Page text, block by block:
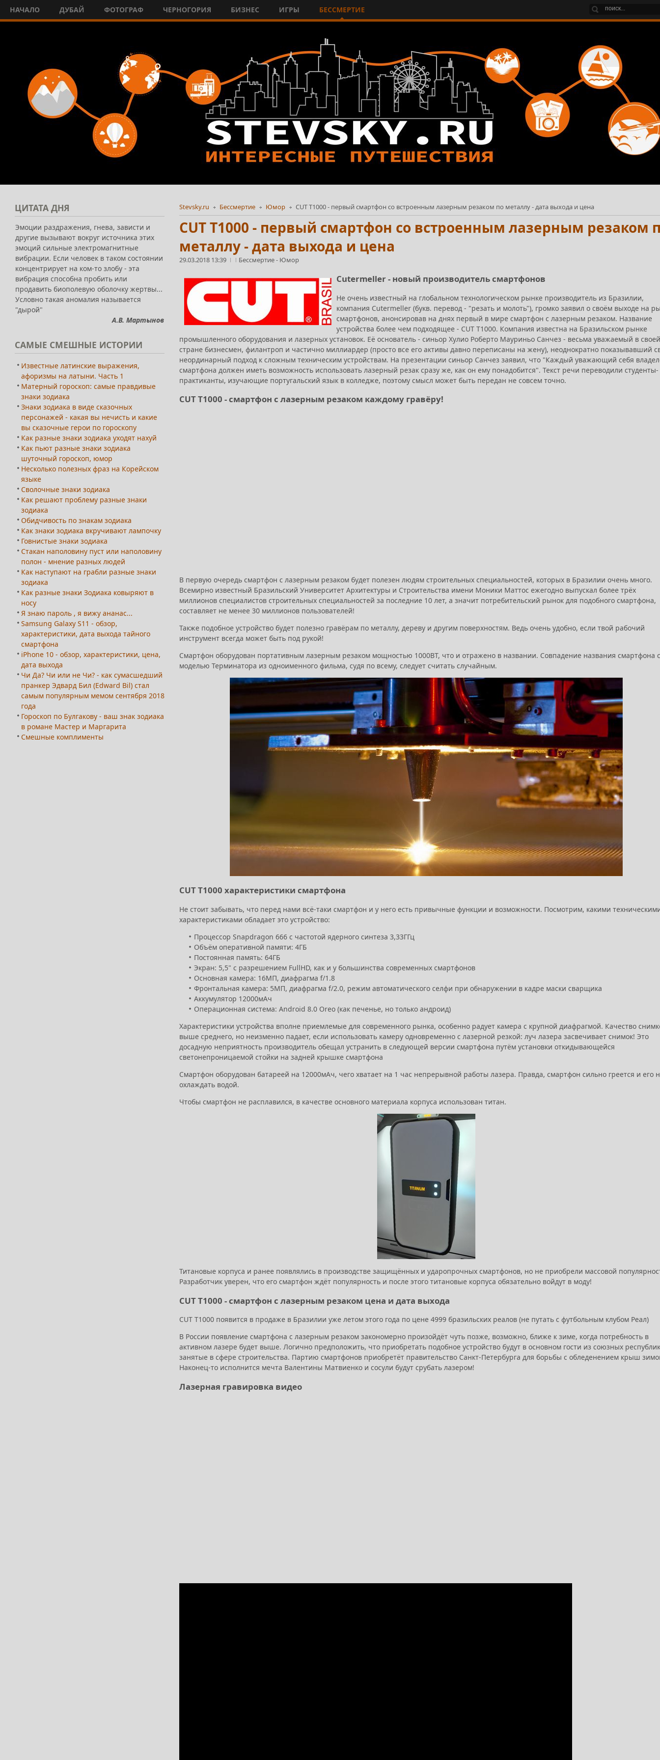
НАЧАЛО ДУБАЙ ФОТОГРАФ ЧЕРНОГОРИЯ БИЗНЕС ИГРЫ БЕССМЕРТИЕ
Stevsky.ru Бессмертие Юмор CUT T1000 - первый смартфон со встроенным лазерным резаком по металлу - дата выхода и цена
CUT T1000 - первый смартфон со встроенным лазерным резаком
металлу - дата выхода и цена
29.03.2018 13:39 Бессмертие- Юмор
Cutermeller - новый производитель смартфонов
Не очень известный на глобальном технологическом рынке производитель из Бразилии,
компания Cutermeller (букв. перевод - "резать и молоть"), громко заявил о своём выходе на
смартфонов, анонсировав на днях первый в мире смартфон с лазерным резаком. Название
устройства более чем подходящее - CUT T1000. Компания известна на Бразильском рынке
промышленного оборудования и лазерных установок. Её основатель - синьор Хулио Роберто Мауриньо Санчез - весьма уважаемый в своей
стране бизнесмен, филантроп и частично миллиардер (просто все его активы давно переписаны на жену), неоднократно показывавший
неординарный подход к сложным техническим устройствам. На презентации синьор Санчез заявил, что "Каждый уважающий себя
смартфона должен иметь возможность использовать лазерный резак сразу же, как он ему понадобится". Текст речи переводили студенты-
практиканты, изучающие португальский язык в колледже, поэтому смысл может быть передан не совсем точно.
CUT T1000 - смартфон с лазерным резаком каждому гравёру!
В первую очередь смартфон с лазерным резаком будет полезен людям строительных специальностей, которых в Бразилии очень много.
Всемирно известный Бразильский Университет Архитектуры и Строительства имени Моники Маттос ежегодно выпускал более трёх
миллионов специалистов строительных специальностей за последние 10 лет, а значит потребительский рынок для подобного смартфона,
составляет не менее 30 миллионов пользователей!
Также подобное устройство будет полезно гравёрам по металлу, дереву и другим поверхностям. Ведь очень удобно, если твой рабочий
инструмент всегда может быть под рукой!
Смартфон оборудован портативным лазерным резаком мощностью 1000ВТ, что и отражено в названии. Совпадение названия смартфона с
моделью Терминатора из одноименного фильма, судя по всему, следует считать случайным.
CUT T1000 характеристики смартфона
Не стоит забывать, что перед нами всё-таки смартфон и у него есть привычные функции и возможности. Посмотрим, какими
характеристиками обладает это устройство:
Процессор Snapdragon 666 с частотой ядерного синтеза 3,33ГГц
Объём оперативной памяти: 4ГБ
Постоянная память: 64ГБ
Экран: 5,5" с разрешением FullHD, как и у большинства современных смартфонов
Основная камера: 16МП, диафрагма f/1.8
Фронтальная камера: 5МП, диафрагма f/2.0, режим автоматического селфи при обнаружении в кадре маски сварщика
Аккумулятор 12000мАч
Операционная система: Android 8.0 Oreo (как печенье, но только андроид)
Характеристики устройства вполне приемлемые для современного рынка, особенно радует камера с крупной диафрагмой. Качество
выше среднего, но неизменно падает, если использовать камеру одновременно с лазерной резкой: луч лазера засвечивает снимок! Это
досадную неприятность производитель обещал устранить в следующей версии смартфона путём установки откидывающейся
светонепроницаемой стойки на задней крышке смартфона
Смартфон оборудован батареей на 12000мАч, чего хватает на 1 час непрерывной работы лазера. Правда, смартфон сильно греется и его
охлаждать водой.
Чтобы смартфон не расплавился, в качестве основного материала корпуса использован титан.
Титановые корпуса и ранее появлялись в производстве защищённых и ударопрочных смартфонов, но не приобрели массовой
Разработчик уверен, что его смартфон ждёт популярность и после этого титановые корпуса обязательно войдут в моду!
CUT T1000 - смартфон с лазерным резаком цена и дата выхода
CUT T1000 появится в продаже в Бразилии уже летом этого года по цене 4999 бразильских реалов (не путать с футбольным клубом Реал)
В России появление смартфона с лазерным резаком закономерно произойдёт чуть позже, возможно, ближе к зиме, когда потребность в
активном лазере будет выше. Логично предположить, что приобретать подобное устройство будут в основном гости из союзных
занятые в сфере строительства. Партию смартфонов приобретёт правительство Санкт-Петербурга для борьбы с обледенением крыш
Наконец-то исполнится мечта Валентины Матвиенко и сосули будут срубать лазером!
Лазерная гравировка видео
ЦИТАТА ДНЯ
Эмоции раздражения, гнева, зависти и
другие вызывают вокруг источника этих
эмоций сильные электромагнитные
вибрации. Если человек в таком состоянии
концентрирует на ком-то злобу - эта
вибрация способна пробить или
продавить биополевую оболочку жертвы...
Условно такая аномалия называется
"дырой"
А.В. Мартынов
САМЫЕ СМЕШНЫЕ ИСТОРИИ
Известные латинские выражения,
афоризмы на латыни. Часть 1
Матерный гороскоп: самые правдивые
знаки зодиака
Знаки зодиака в виде сказочных
персонажей - какая вы нечисть и какие
вы сказочные герои по гороскопу
Как разные знаки зодиака уходят нахуй
Как пьют разные знаки зодиака
шуточный гороскоп, юмор
Несколько полезных фраз на Корейском
языке
Сволочные знаки зодиака
Как решают проблему разные знаки
зодиака
Обидчивость по знакам зодиака
Как знаки зодиака вкручивают лампочку
Говнистые знаки зодиака
Стакан наполовину пуст или наполовину
полон - мнение разных людей
Как наступают на грабли разные знаки
зодиака
Как разные знаки Зодиака ковыряют в
носу
Я знаю пароль , я вижу ананас...
Samsung Galaxy S11 - обзор,
характеристики, дата выхода тайного
смартфона
iPhone 10 - обзор, характеристики, цена,
дата выхода
Чи Да? Чи или не Чи? - как сумасшедший
пранкер Эдвард Бил (Edward Bil) стал
самым популярным мемом сентября 2018
года
Гороскоп по Булгакову - ваш знак зодиака
в романе Мастер и Маргарита
Смешные комплименты